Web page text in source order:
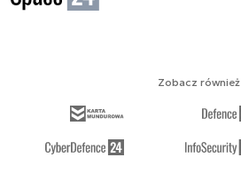
Zobacz również